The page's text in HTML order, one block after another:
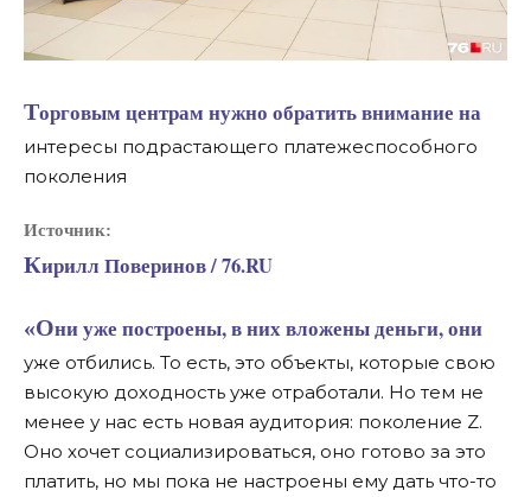
Торговым центрам нужно обратить внимание на
интересы подрастающего платежеспособного
поколения
Источник:
Кирилл Поверинов / 76.RU
«Они уже построены, в них вложены деньги, они
уже отбились. То есть, это объекты, которые свою
высокую доходность уже отработали. Но тем не
менее у нас есть новая аудитория: поколение Z.
Оно хочет социализироваться, оно готово за это
платить, но мы пока не настроены ему дать что-то